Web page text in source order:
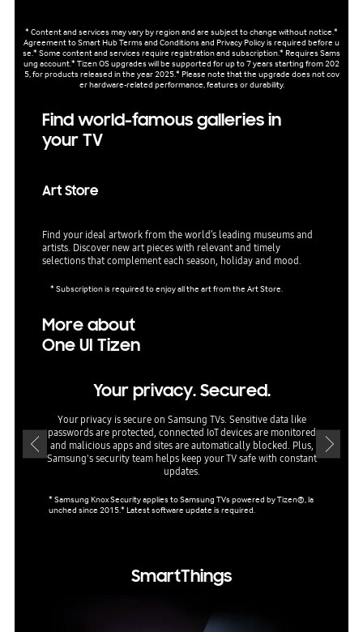
* Content and services may vary by region and are subject to change without notice.*
Agreement to Smart Hub Terms and Conditions and Privacy Policy is required before u
se.* Some content and services require registration and subscription.* Requires Sams
ung account.* Tizen OS upgrades will be supported for up to 7 years starting from 202
5, for products released in the year 2025.* Please note that the upgrade does not cov
er hardware-related performance, features or durability.
Find world-famous galleries in
your TV
Art Store
Find your ideal artwork from the world’s leading museums and
artists. Discover new art pieces with relevant and timely
selections that complement each season, holiday and mood.
* Subscription is required to enjoy all the art from the Art Store.
More about
One UI Tizen
Your privacy. Secured.
Your privacy is secure on Samsung TVs. Sensitive data like
passwords are protected, connected IoT devices are monitored
and malicious apps and sites are automatically blocked. Plus,
Samsung's security team helps keep your TV safe with constant
updates.
* Samsung Knox Security applies to Samsung TVs powered by Tizen®, la
unched since 2015.* Latest software update is required.
Find
SmartThings